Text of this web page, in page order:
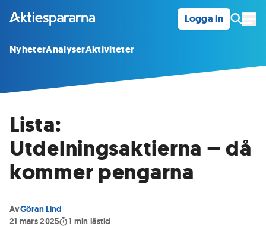
Logga in
NyheterAnalyserAktiviteter
Lista:
Utdelningsaktierna – då
kommer pengarna
AvGöran Lind
21 mars 2025
1 min lästid